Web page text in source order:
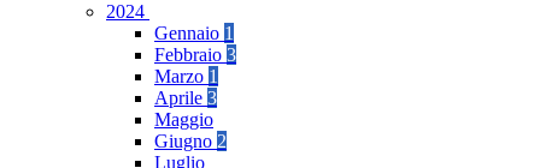
2024
Gennaio 1
Febbraio 3
Marzo 1
Aprile 3
Maggio
Giugno 2
Luglio